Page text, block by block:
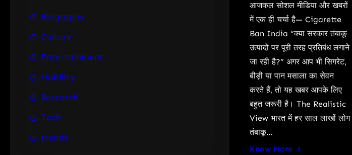
Biography
Culture
Entertainment
Mobility
Research
Tech
trends
आजकल सोशल मीडिया और खबरों
में एक ही चर्चा है— Cigarette
Ban India “क्या सरकार तंबाकू
उत्पादों पर पूरी तरह प्रतिबंध लगाने
जा रही है?” अगर आप भी सिगरेट,
बीड़ी या पान मसाला का सेवन
करते हैं, तो यह खबर आपके लिए
बहुत जरूरी है। The Realistic
View भारत में हर साल लाखों लोग
तंबाकू…
Know More